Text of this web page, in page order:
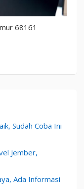
68161
Sudah Coba Ini
Jember,
Ada Informasi